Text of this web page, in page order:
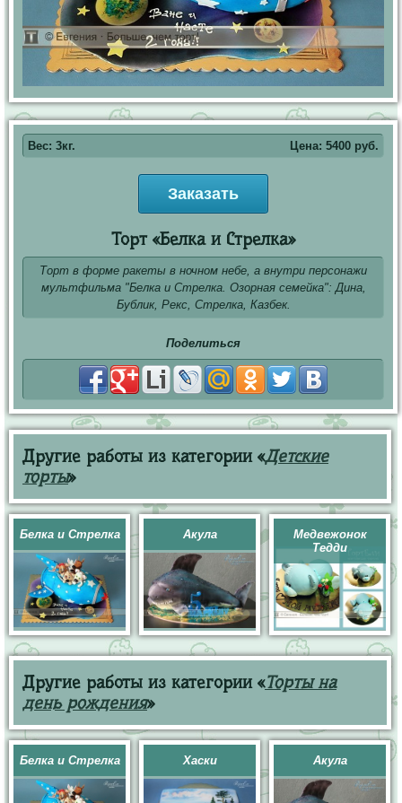
Вес: 3кг. Цена: 5400 руб.
Заказать
Торт «Белка и Стрелка»
Торт в форме ракеты в ночном небе, а внутри персонажи
мультфильма "Белка и Стрелка. Озорная семейка": Дина,
Бублик, Рекс, Стрелка, Казбек.
Поделиться
Другие работы из категории «Детские
торты»
Белка и Стрелка Акула
Медвежонок
Тедди
Другие работы из категории «Торты на
день рождения»
Белка и Стрелка Хаски Акула